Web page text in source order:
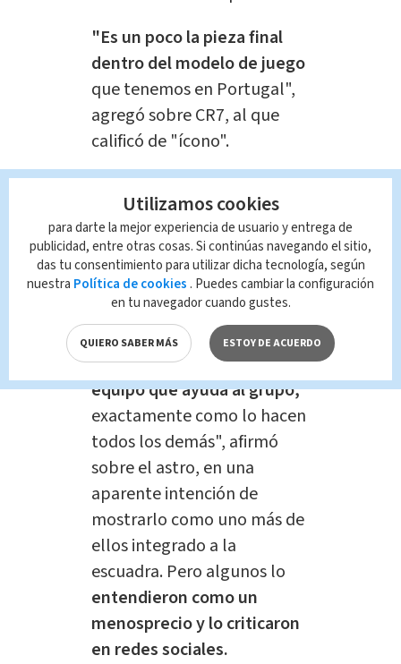
"Es un poco la pieza final
dentro del modelo de juego
que tenemos en Portugal",
agregó sobre CR7, al que
calificó de "ícono".
Los días posteriores al empate ante
RD Congo estuvieron plagados de
comentarios sobre Ronaldo. Incluso
una declaración del autor del gol
portugués, Joao Neto, causó
polémica.
"Es un jugador más del
equipo que ayuda al grupo,
exactamente como lo hacen
todos los demás", afirmó
sobre el astro, en una
aparente intención de
mostrarlo como uno más de
ellos integrado a la
escuadra. Pero algunos lo
entendieron como un
menosprecio y lo criticaron
en redes sociales.
Utilizamos cookies
para darte la mejor experiencia de usuario y entrega de
publicidad, entre otras cosas. Si continúas navegando el sitio,
das tu consentimiento para utilizar dicha tecnología, según
nuestra Política de cookies . Puedes cambiar la configuración
en tu navegador cuando gustes.
QUIERO SABER MÁS ESTOY DE ACUERDO